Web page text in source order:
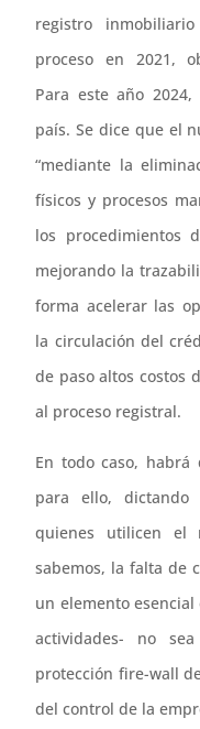
registro
proceso en 2021,
Para este año
país. Se dice que el
“mediante la
físicos y procesos
los procedimientos
mejorando la
forma acelerar las
la circulación del
de paso altos costos
al proceso registral.
En todo caso,
para ello, dictando
quienes utilicen el
sabemos, la falta de
un elemento
actividades- no
protección fire-wall
del control de la